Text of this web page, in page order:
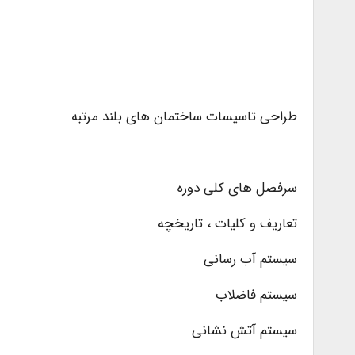
طراحی تاسیسات ساختمان های بلند مرتبه
سرفصل های کلی دوره
تعاریف و کلیات ، تاریخچه
سیستم آب رسانی
سیستم فاضلاب
سیستم آتش نشانی